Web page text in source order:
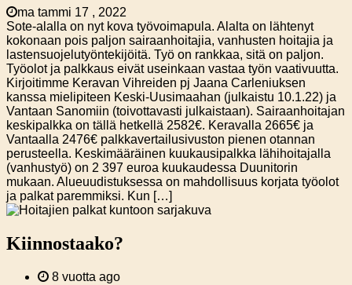
ma tammi 17 , 2022
Sote-alalla on nyt kova työvoimapula. Alalta on lähtenyt
kokonaan pois paljon sairaanhoitajia, vanhusten hoitajia ja
lastensuojelutyöntekijöitä. Työ on rankkaa, sitä on paljon.
Työolot ja palkkaus eivät useinkaan vastaa työn vaativuutta.
Kirjoitimme Keravan Vihreiden pj Jaana Carleniuksen
kanssa mielipiteen Keski-Uusimaahan (julkaistu 10.1.22) ja
Vantaan Sanomiin (toivottavasti julkaistaan). Sairaanhoitajan
keskipalkka on tällä hetkellä 2582€. Keravalla 2665€ ja
Vantaalla 2476€ palkkavertailusivuston pienen otannan
perusteella. Keskimääräinen kuukausipalkka lähihoitajalla
(vanhustyö) on 2 397 euroa kuukaudessa Duunitorin
mukaan. Alueuudistuksessa on mahdollisuus korjata työolot
ja palkat paremmiksi. Kun […]
Kiinnostaako?
8 vuotta ago